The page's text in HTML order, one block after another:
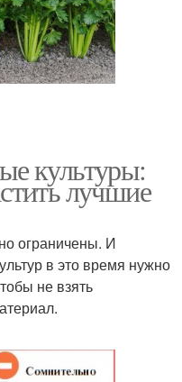
культуры:
лучшие
ограничены. И
в это время нужно
не взять